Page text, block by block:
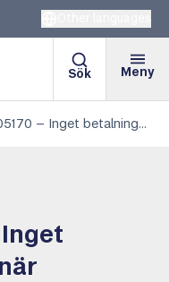
Sök Meny
ARN 2018-05170 – Inget betalningsansvar när operatören inte kunde styrka avtal
Inget